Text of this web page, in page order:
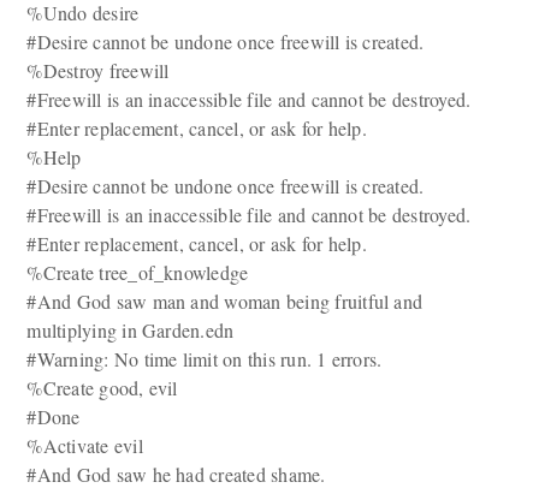
%Undo desire
#Desire cannot be undone once freewill is created.
%Destroy freewill
#Freewill is an inaccessible file and cannot be destroyed.
#Enter replacement, cancel, or ask for help.
%Help
#Desire cannot be undone once freewill is created.
#Freewill is an inaccessible file and cannot be destroyed.
#Enter replacement, cancel, or ask for help.
%Create tree_of_knowledge
#And God saw man and woman being fruitful and
multiplying in Garden.edn
#Warning: No time limit on this run. 1 errors.
%Create good, evil
#Done
%Activate evil
#And God saw he had created shame.